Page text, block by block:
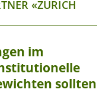
«ZURICH
im
sollten